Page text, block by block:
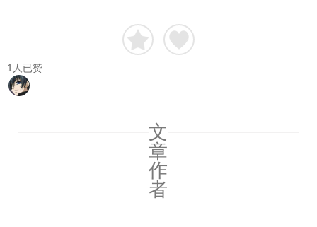
1 人已赞
文
章
作
者